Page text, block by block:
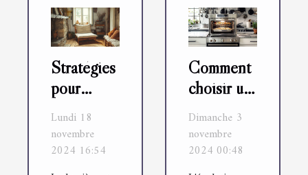
Stratégies
pour
maximiser
l’espace et
la lumière
dans une
Lundi 18
novembre
2024 16:54
Comment
choisir un
four
combiné
vapeur
adapté à
Dimanche 3
novembre
2024 00:48